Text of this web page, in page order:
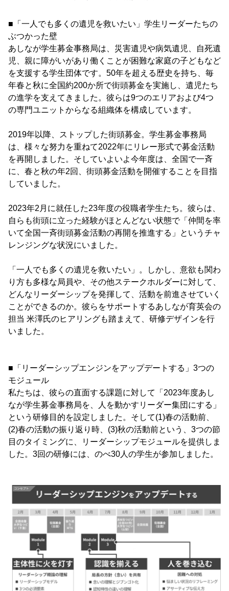
■「一人でも多くの遺児を救いたい」学生リーダーたちの
ぶつかった壁
あしなが学生募金事務局は、災害遺児や病気遺児、自死遺
児、親に障がいがあり働くことが困難な家庭の子どもなど
を支援する学生団体です。50年を超える歴史を持ち、毎
年春と秋に全国約200か所で街頭募金を実施し、遺児たち
の進学を支えてきました。彼らは9つのエリアおよび4つ
の専門ユニットからなる組織体を構成しています。
2019年以降、ストップした街頭募金。学生募金事務局
は、様々な努力を重ねて2022年にリレー形式で募金活動
を再開しました。そしていよいよ今年度は、全国で一斉
に、春と秋の年2回、街頭募金活動を開催することを目指
していました。
2023年2月に就任した23年度の役職者学生たち。彼らは、
自らも街頭に立った経験がほとんどない状態で「仲間を率
いて全国一斉街頭募金活動の再開を推進する」というチャ
レンジングな状況にいました。
「一人でも多くの遺児を救いたい」。しかし、意欲も関わ
り方も多様な局員や、その他ステークホルダーに対して、
どんなリーダーシップを発揮して、活動を前進させていく
ことができるのか。彼らをサポートするあしなが育英会の
担当 米澤氏のヒアリングも踏まえて、研修デザインを行
いました。
■「リーダーシップエンジンをアップデートする」3つの
モジュール
私たちは、彼らの直面する課題に対して「2023年度あし
なが学生募金事務局を、人を動かすリーダー集団にする」
という研修目的を設定しました。そして(1)春の活動前、
(2)春の活動の振り返り時、(3)秋の活動前という、3つの節
目のタイミングに、リーダーシップモジュールを提供しま
した。3回の研修には、のべ30人の学生が参加しました。